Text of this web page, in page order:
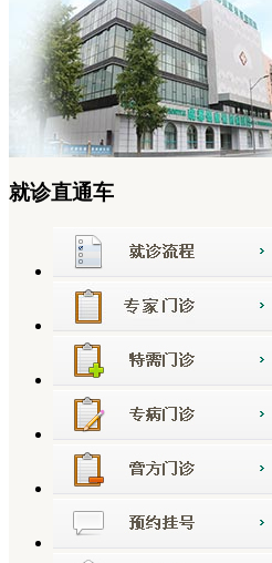
就诊直通车